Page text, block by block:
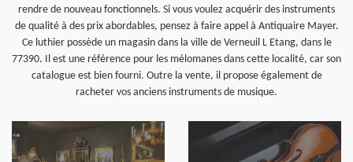
rendre de nouveau fonctionnels. Si vous voulez acquérir des instruments
de qualité à des prix abordables, pensez à faire appel à Antiquaire Mayer.
Ce luthier possède un magasin dans la ville de Verneuil L Etang, dans le
77390. Il est une référence pour les mélomanes dans cette localité, car son
catalogue est bien fourni. Outre la vente, il propose également de
racheter vos anciens instruments de musique.
en savoir plus en savoir plus